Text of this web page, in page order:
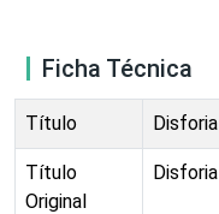
Ficha Técnica
Título Disforia
Título
Original
Disforia